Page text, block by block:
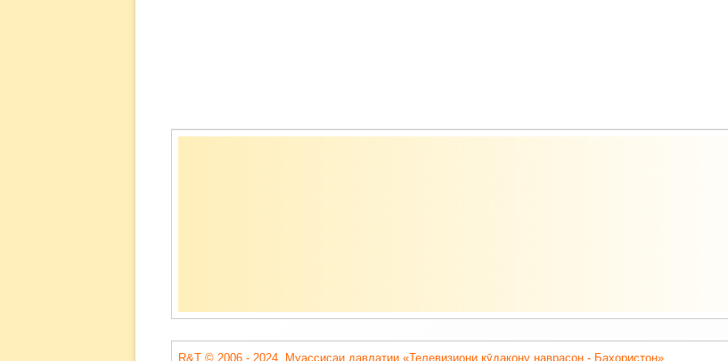
Содержимое
R&T © 2006 - 2024. Муассисаи давлатии «Телевизиони кӯдакону наврасон - Баҳористон».